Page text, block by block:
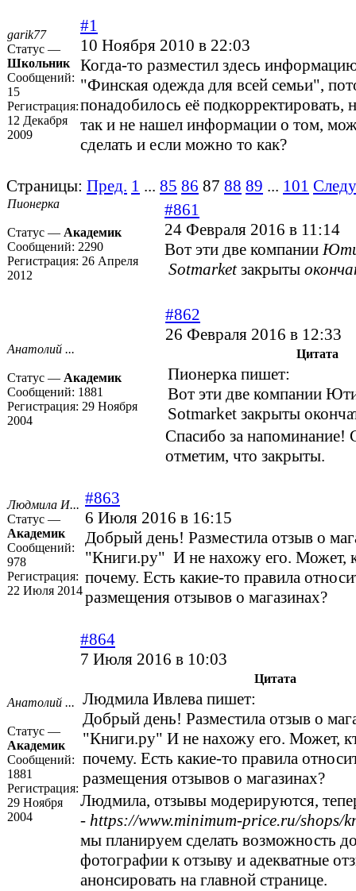
garik77
Статус —
Школьник
Сообщений:
15
Регистрация:
12 Декабря
2009
#1
10 Ноября 2010 в 22:03
Когда-то разместил здесь
"Финская одежда для всей семьи",
понадобилось её подкорректировать,
так и не нашел информации о том,
сделать и если можно то как?
Страницы: Пред. 1 ... 85 86 87 88 89 ... 101
Пионерка
Статус — Академик
Сообщений: 2290
Регистрация: 26 Апреля
2012
#861
24 Февраля 2016 в 11:14
Вот эти две компании
Sotmarketзакрыты
Анатолий ...
Статус — Академик
Сообщений: 1881
Регистрация: 29 Ноября
2004
#862
26 Февраля 2016 в 12:33
Цитата
Пионерка пишет:
Вот эти две компании
Sotmarket закрыты
Спасибо за напоминание!
отметим, что закрыты.
Людмила И...
Статус —
Академик
Сообщений:
978
Регистрация:
22 Июля 2014
#863
6 Июля 2016 в 16:15
Добрый день! Разместила отзыв о
"Книги.ру" И не нахожу его. Может,
почему. Есть какие-то правила
размещения отзывов о магазинах?
Анатолий ...
Статус —
Академик
Сообщений:
1881
Регистрация:
29 Ноября
2004
#864
7 Июля 2016 в 10:03
Цитата
Людмила Ивлева пишет:
Добрый день! Разместила отзыв о
"Книги.ру" И не нахожу его. Может,
почему. Есть какие-то правила
размещения отзывов о магазинах?
Людмила, отзывы модерируются,
- https://www.minimum-price.ru/shops/
мы планируем сделать возможность
фотографии к отзыву и адекватные
анонсировать на главной странице.